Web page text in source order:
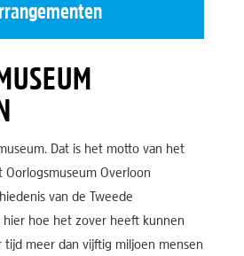
Dat is het motto van het
Oorlogsmuseum Overloon
van de Tweede
hier hoe het zover heeft kunnen
tijd meer dan vijftig miljoen mensen